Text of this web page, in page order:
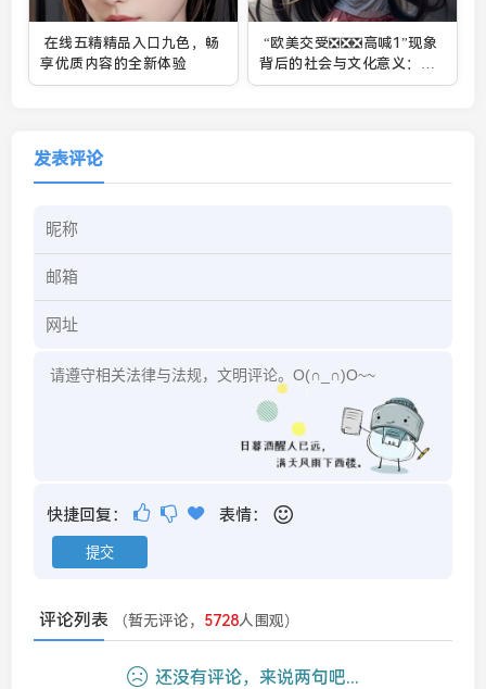
在线五精精品入口九色，畅
享优质内容的全新体验
“欧美交受❎❎❎高喊1”现象
背后的社会与文化意义：为
何这一行为成为全球潮流？
发表评论
快捷回复： 表情：
评论列表 （暂无评论， 5728人围观）
还没有评论，来说两句吧...